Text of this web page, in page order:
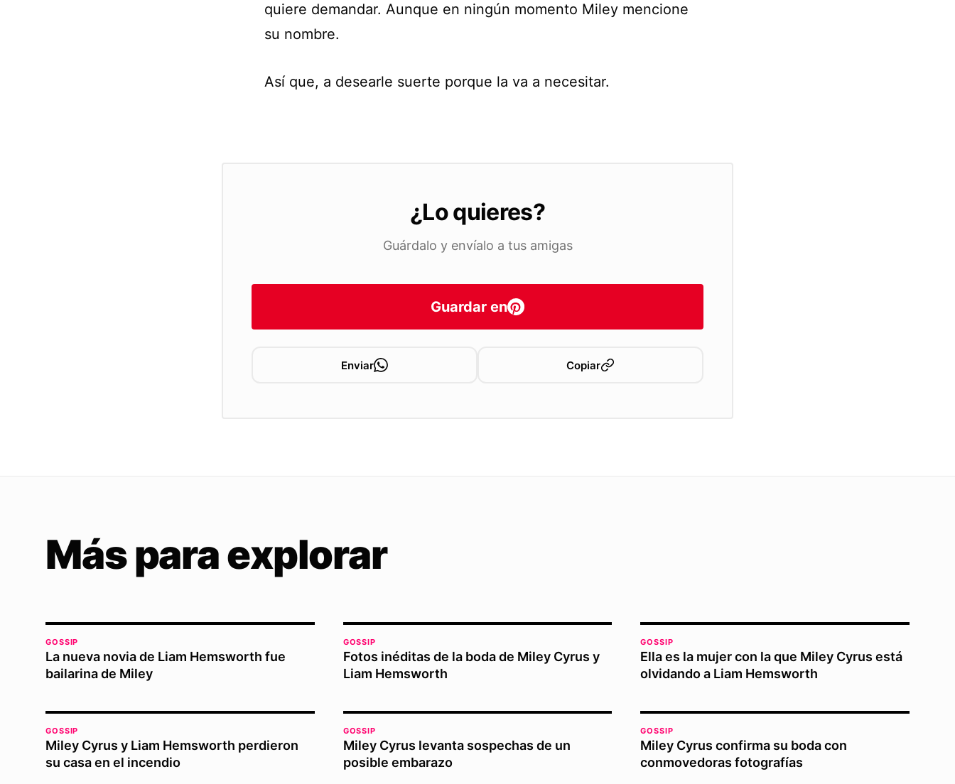
quiere demandar. Aunque en ningún momento Miley mencione
su nombre.
Así que, a desearle suerte porque la va a necesitar.
¿Lo quieres?
Guárdalo y envíalo a tus amigas
Guardar en
Enviar Copiar
Más para explorar
GOSSIP
La nueva novia de Liam Hemsworth fue
bailarina de Miley
GOSSIP
Fotos inéditas de la boda de Miley Cyrus y
Liam Hemsworth
GOSSIP
Ella es la mujer con la que Miley Cyrus está
olvidando a Liam Hemsworth
GOSSIP
Miley Cyrus y Liam Hemsworth perdieron
su casa en el incendio
GOSSIP
Miley Cyrus levanta sospechas de un
posible embarazo
GOSSIP
Miley Cyrus confirma su boda con
conmovedoras fotografías